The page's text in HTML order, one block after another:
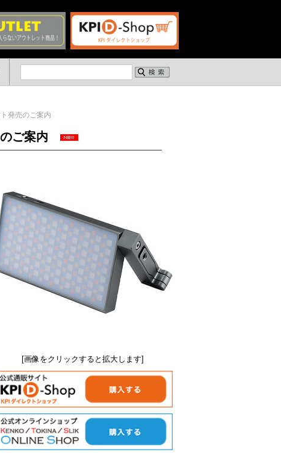
発売のご案内
のご案内
[画像をクリックすると拡大します]